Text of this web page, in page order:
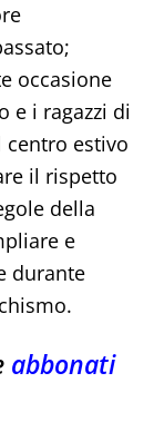
occasione
e i ragazzi di
estivo
il rispetto
della
e
durante
abbonati